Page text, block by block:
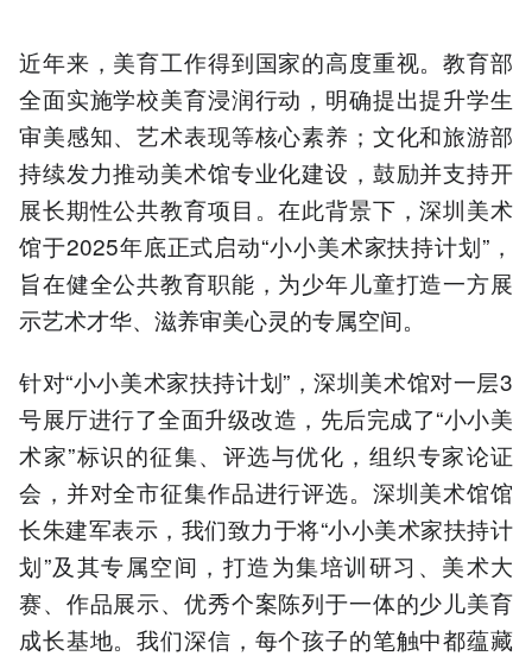
近年来，美育工作得到国家的高度重视。教育部
全面实施学校美育浸润行动，明确提出提升学生
审美感知、艺术表现等核心素养；文化和旅游部
持续发力推动美术馆专业化建设，鼓励并支持开
展长期性公共教育项目。在此背景下，深圳美术
馆于2025年底正式启动“小小美术家扶持计划”，
旨在健全公共教育职能，为少年儿童打造一方展
示艺术才华、滋养审美心灵的专属空间。
针对“小小美术家扶持计划”，深圳美术馆对一层3
号展厅进行了全面升级改造，先后完成了“小小美
术家”标识的征集、评选与优化，组织专家论证
会，并对全市征集作品进行评选。深圳美术馆馆
长朱建军表示，我们致力于将“小小美术家扶持计
划”及其专属空间，打造为集培训研习、美术大
赛、作品展示、优秀个案陈列于一体的少儿美育
成长基地。我们深信，每个孩子的笔触中都蕴藏